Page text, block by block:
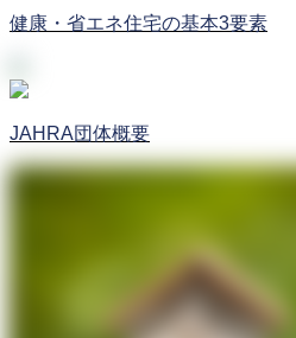
健康・省エネ住宅の基本3要素
JAHRA団体概要